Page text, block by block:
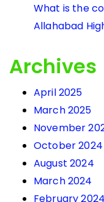
What is the
Allahabad
Archives
April 2025
March 2025
November
October 2024
August 2024
March 2024
February 2024